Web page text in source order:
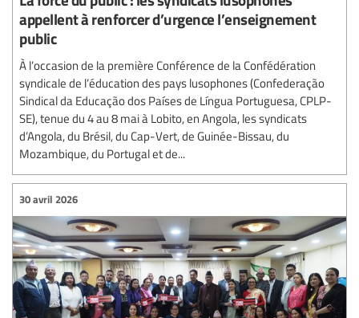
appellent à renforcer d’urgence l’enseignement
public
À l’occasion de la première Conférence de la Confédération
syndicale de l’éducation des pays lusophones (Confederação
Sindical da Educação dos Países de Língua Portuguesa, CPLP-
SE), tenue du 4 au 8 mai à Lobito, en Angola, les syndicats
d’Angola, du Brésil, du Cap-Vert, de Guinée-Bissau, du
Mozambique, du Portugal et de...
30 avril 2026